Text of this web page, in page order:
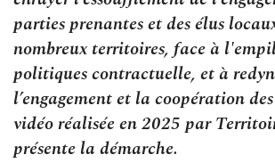
parties prenantes et des élus
nombreux territoires, face à
politiques contractuelle, et à
l’engagement et la coopération
vidéo réalisée en 2025 par
présente la démarche.